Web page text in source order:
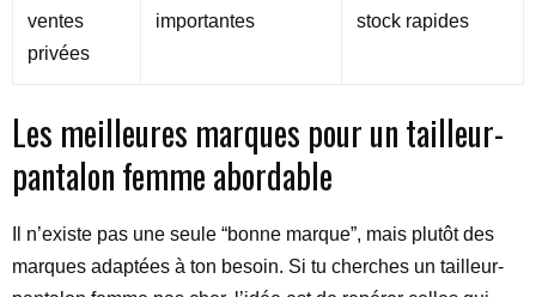
ventes
privées
importantes
stock rapides
Les meilleures marques pour un tailleur-
pantalon femme abordable
Il n’existe pas une seule “bonne marque”, mais plutôt des
marques adaptées à ton besoin. Si tu cherches un tailleur-